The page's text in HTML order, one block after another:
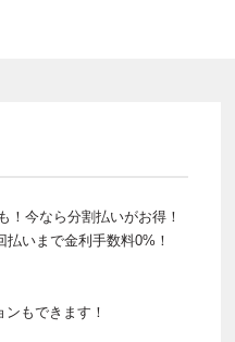
！今なら分割払いがお得！
いまで金利手数料0%！
もできます！